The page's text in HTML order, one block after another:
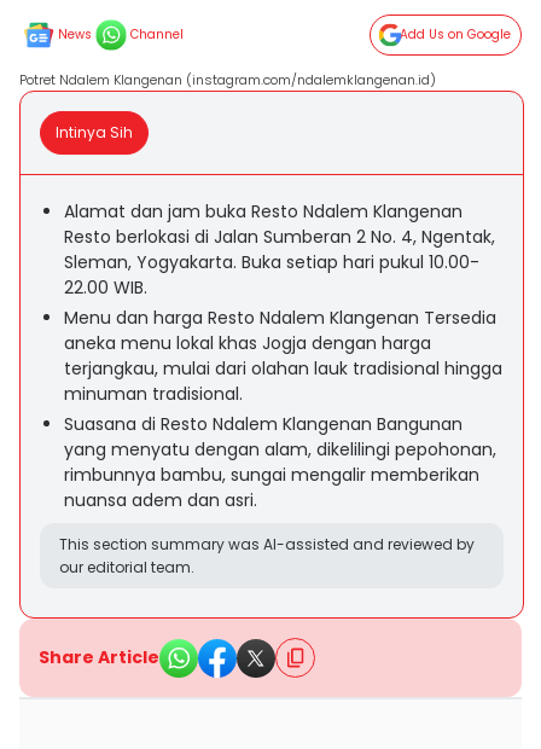
News Channel Add Us on Google
Potret Ndalem Klangenan (instagram.com/ndalemklangenan.id)
Intinya Sih
Alamat dan jam buka Resto Ndalem Klangenan
Resto berlokasi di Jalan Sumberan 2 No. 4, Ngentak,
Sleman, Yogyakarta. Buka setiap hari pukul 10.00-
22.00 WIB.
Menu dan harga Resto Ndalem Klangenan Tersedia
aneka menu lokal khas Jogja dengan harga
terjangkau, mulai dari olahan lauk tradisional hingga
minuman tradisional.
Suasana di Resto Ndalem Klangenan Bangunan
yang menyatu dengan alam, dikelilingi pepohonan,
rimbunnya bambu, sungai mengalir memberikan
nuansa adem dan asri.
This section summary was AI-assisted and reviewed by
our editorial team.
Share Article